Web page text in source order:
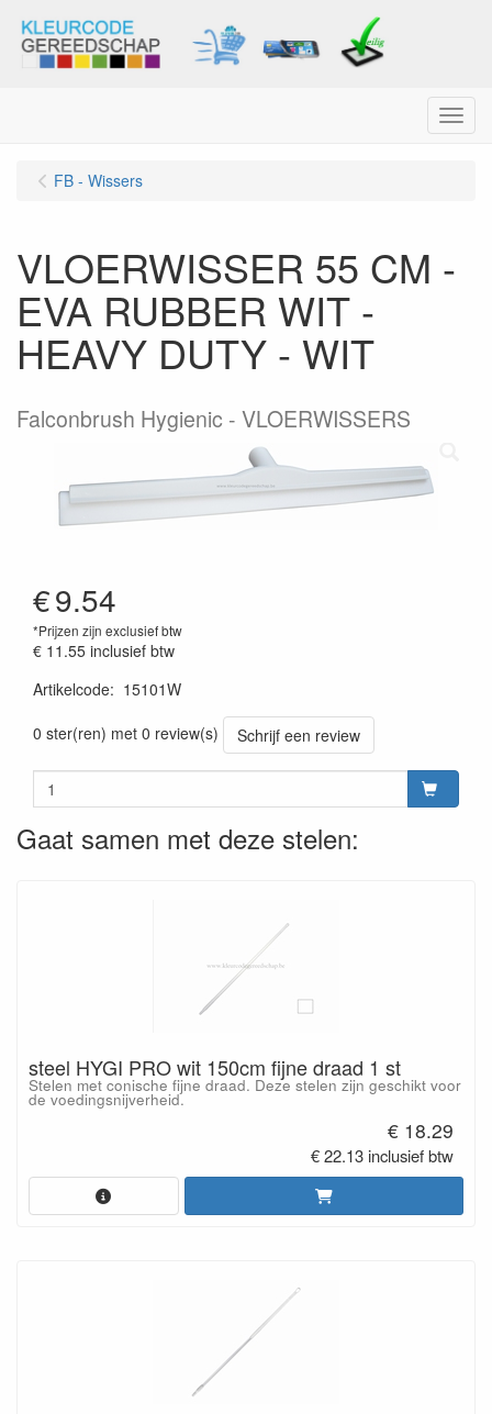
Menu
FB - Wissers
VLOERWISSER 55 CM -
EVA RUBBER WIT -
HEAVY DUTY - WIT
Falconbrush Hygienic - VLOERWISSERS
€9.54
*Prijzen zijn exclusief btw
€ 11.55 inclusief btw
Artikelcode: 15101W
0 ster(ren) met 0 review(s)
Schrijf een review
Gaat samen met deze stelen:
steel HYGI PRO wit 150cm fijne draad 1 st
Stelen met conische fijne draad. Deze stelen zijn geschikt voor
de voedingsnijverheid.
€ 18.29
€ 22.13 inclusief btw